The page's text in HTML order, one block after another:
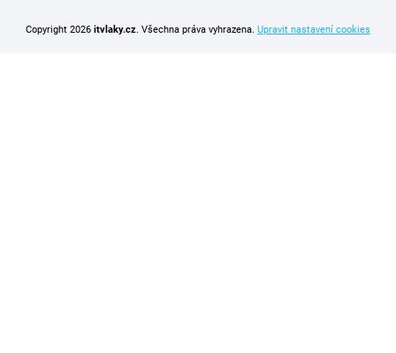
Copyright 2026 itvlaky.cz. Všechna práva vyhrazena. Upravit nastavení cookies